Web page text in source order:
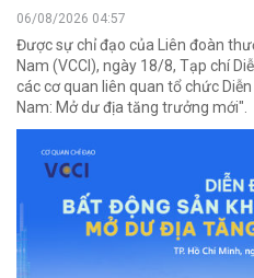
06/08/2026 04:57
Được sự chỉ đạo của Liên đoàn
Nam (VCCI), ngày 18/8, Tạp chí
các cơ quan liên quan tổ chức
Nam: Mở dư địa tăng trưởng mới".